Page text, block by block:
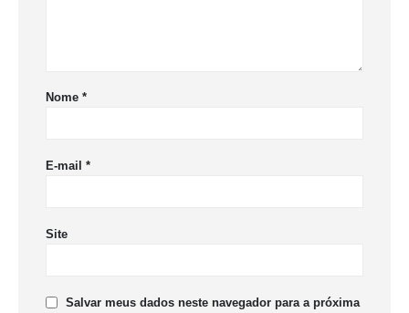
Nome *
E-mail *
Site
Salvar meus dados neste navegador para a próxima